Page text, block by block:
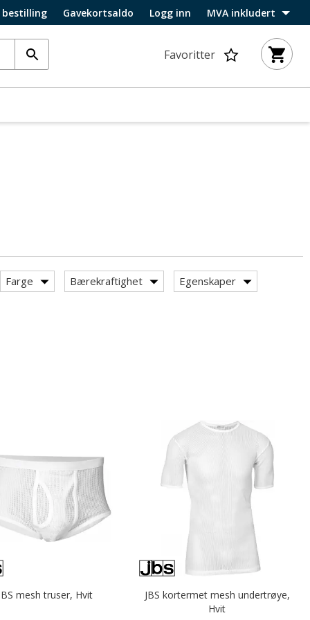
bestilling Gavekortsaldo Logg inn MVA inkludert
Favoritter
Farge Bærekraftighet Egenskaper
mesh truser, Hvit
JBS kortermet mesh undertrøye,
Hvit